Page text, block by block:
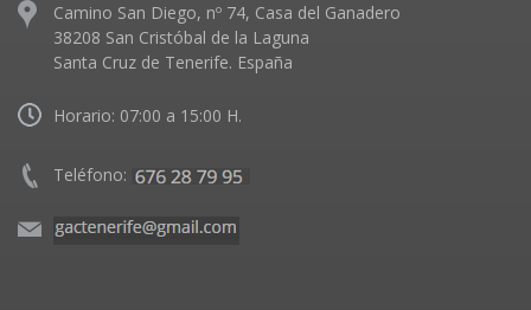
Camino San Diego, nº 74, Casa del Ganadero
38208 San Cristóbal de la Laguna
Santa Cruz de Tenerife. España
Horario: 07:00 a 15:00 H.
Teléfono: